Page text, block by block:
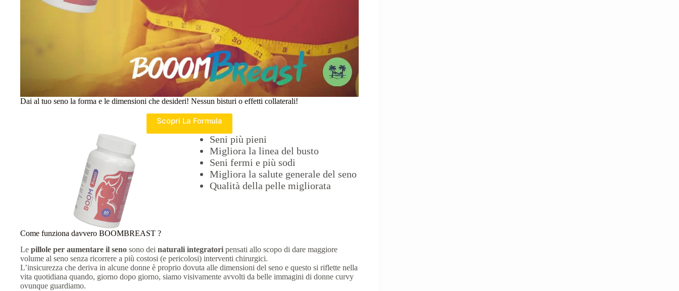
Dai al tuo seno la forma e le dimensioni che desideri! Nessun bisturi o effetti collaterali!
Scopri La Formula
Seni più pieni
Migliora la linea del busto
Seni fermi e più sodi
Migliora la salute generale del seno
Qualità della pelle migliorata
Come funziona davvero BOOMBREAST ?
Le pillole per aumentare il seno sono dei naturali integratori pensati allo scopo di dare maggiore
volume al seno senza ricorrere a più costosi (e pericolosi) interventi chirurgici.
L’insicurezza che deriva in alcune donne è proprio dovuta alle dimensioni del seno e questo si riflette nella
vita quotidiana quando, giorno dopo giorno, siamo visivamente avvolti da belle immagini di donne curvy
ovunque guardiamo.